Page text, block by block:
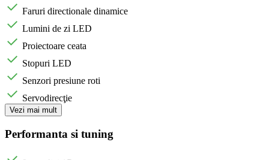
Faruri directionale dinamice
Lumini de zi LED
Proiectoare ceata
Stopuri LED
Senzori presiune roti
Servodirecţie
Vezi mai mult
Performanta si tuning